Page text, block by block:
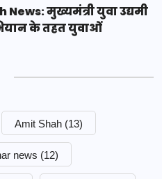
मुख्यमंत्री युवा उद्यमी
के तहत युवाओं
Amit Shah (13)
news (12)